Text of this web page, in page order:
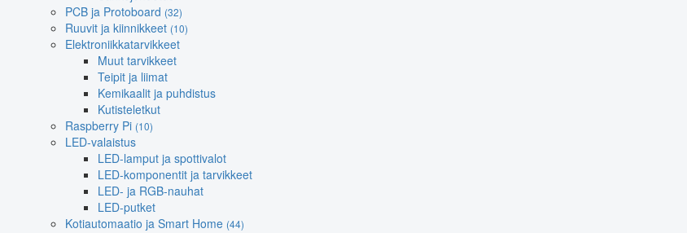
PCB ja Protoboard (32)
Ruuvit ja kiinnikkeet (10)
Elektroniikkatarvikkeet
Muut tarvikkeet
Teipit ja liimat
Kemikaalit ja puhdistus
Kutisteletkut
Raspberry Pi (10)
LED-valaistus
LED-lamput ja spottivalot
LED-komponentit ja tarvikkeet
LED- ja RGB-nauhat
LED-putket
Kotiautomaatio ja Smart Home (44)